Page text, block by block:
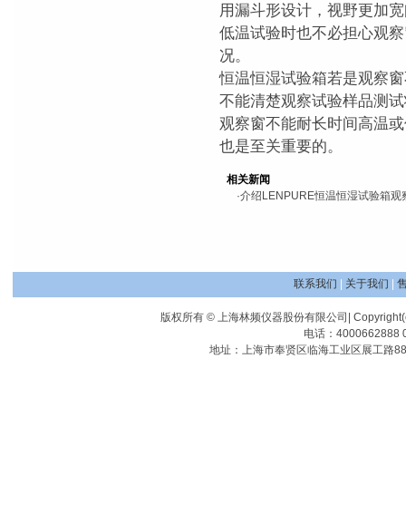
用漏斗形设计，视野更加
低温试验时也不必担心观
况。
恒温恒湿试验箱若是观察
不能清楚观察试验样品测
观察窗不能耐长时间高温
也是至关重要的。
相关新闻
·介绍LENPURE恒温恒湿试验箱观
联系我们 关于我们
版权所有 © 上海林频仪器股份有限公司|
电话：4000662888
地址：上海市奉贤区临海工业区展工路